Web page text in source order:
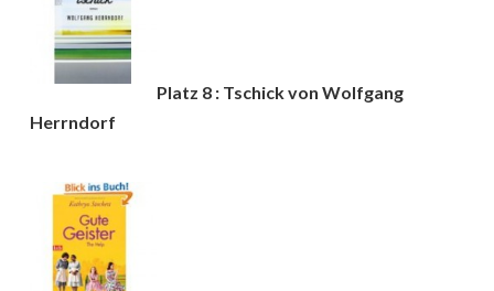
Platz 8 : Tschick von Wolfgang
Herrndorf